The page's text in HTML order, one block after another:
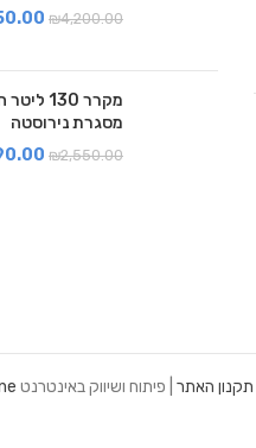
₪4,200.00
מקרר
מסגרת נירוסטה
₪2,550.00
תקנון האתר | פיתוח ושיווק באינטרנט